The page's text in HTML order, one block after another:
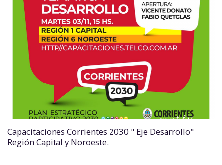
Capacitaciones Corrientes 2030 " Eje Desarrollo"
Región Capital y Noroeste.